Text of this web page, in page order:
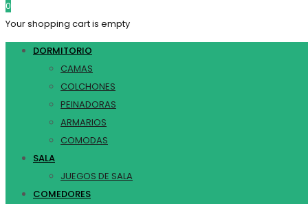
0
Your shopping cart is empty
DORMITORIO
CAMAS
COLCHONES
PEINADORAS
ARMARIOS
COMODAS
SALA
JUEGOS DE SALA
COMEDORES